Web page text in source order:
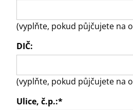
(vyplňte, pokud půjčujete na
DIČ:
(vyplňte, pokud půjčujete na
Ulice, č.p.:*